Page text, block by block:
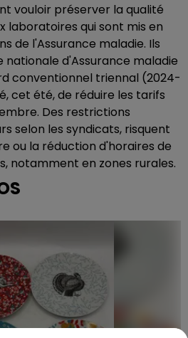
vouloir préserver la qualité
laboratoires qui sont mis en
de l'Assurance maladie. Ils
nationale d'Assurance maladie
conventionnel triennal (2024-
cet été, de réduire les tarifs
Des restrictions
selon les syndicats, risquent
ou la réduction d'horaires de
notamment en zones rurales.